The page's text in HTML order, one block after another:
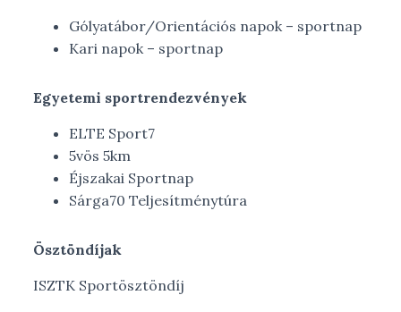
Gólyatábor/Orientációs napok – sportnap
Kari napok – sportnap
Egyetemi sportrendezvények
ELTE Sport7
5vös 5km
Éjszakai Sportnap
Sárga70 Teljesítménytúra
Ösztöndíjak
ISZTK Sportösztöndíj